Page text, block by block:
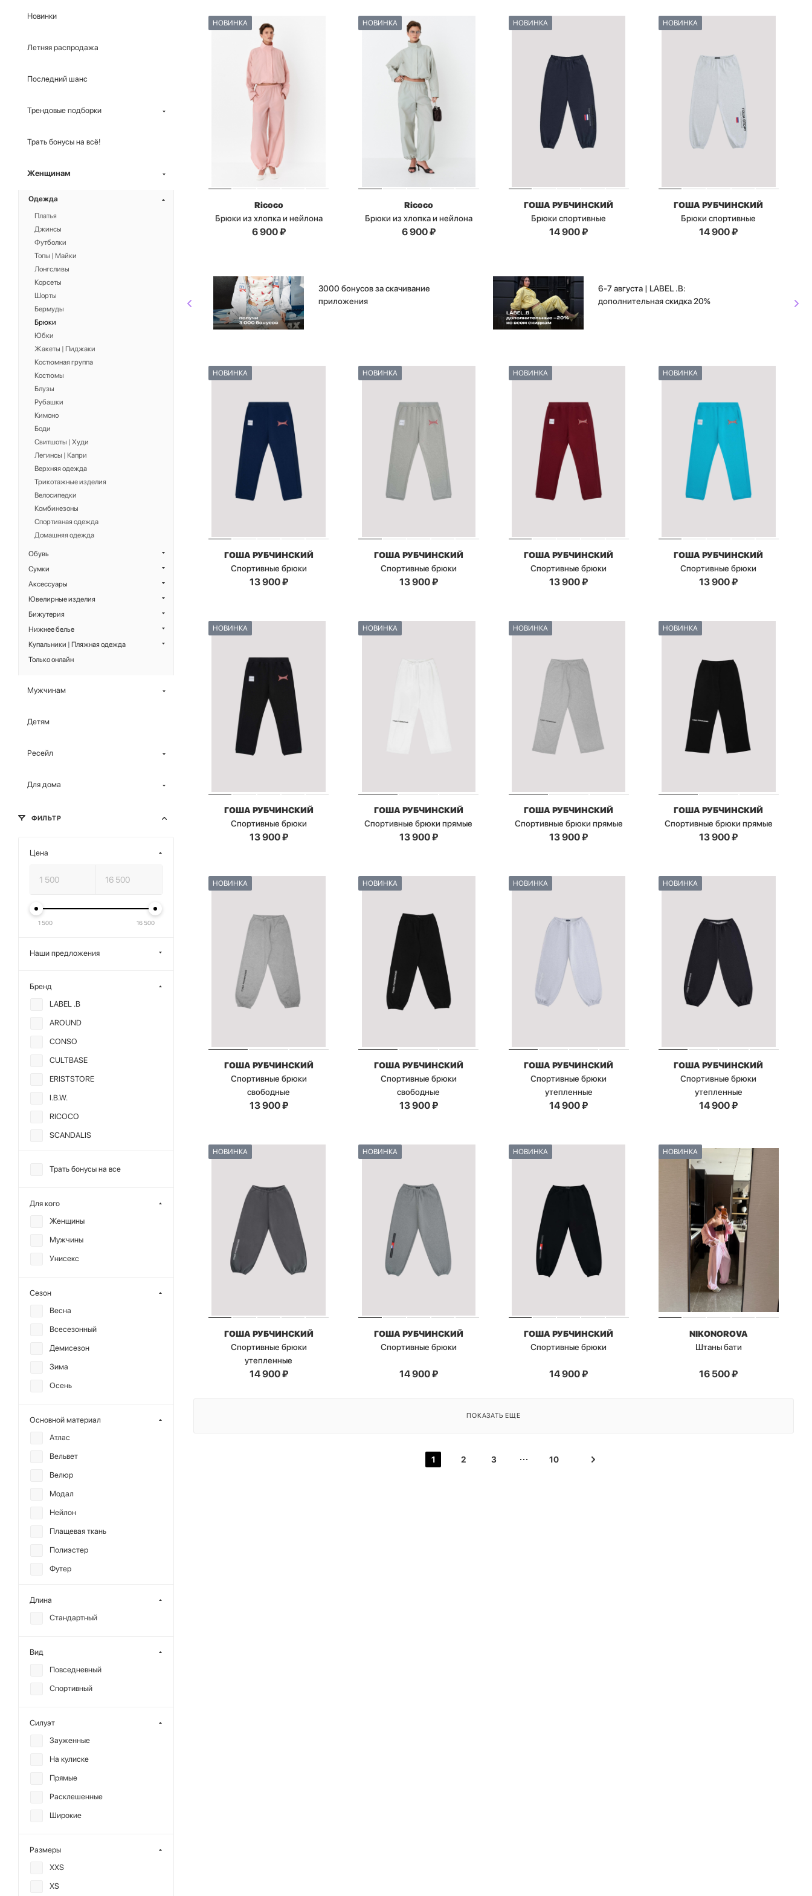
НОВИНКА
Ricoco
Брюки из хлопка и нейлона
6 900₽
НОВИНКА
Ricoco
Брюки из хлопка и нейлона
6 900₽
НОВИНКА
ГОША РУБЧИНСКИЙ
Брюки спортивные
14 900₽
НОВИНКА
ГОША РУБЧИНСКИЙ
Брюки спортивные
14 900₽
3000 бонусов за скачивание
приложения
6-7 августа | LABEL .B:
дополнительная скидка 20%
НОВИНКА
ГОША РУБЧИНСКИЙ
Спортивные брюки
13 900₽
НОВИНКА
ГОША РУБЧИНСКИЙ
Спортивные брюки
13 900₽
НОВИНКА
ГОША РУБЧИНСКИЙ
Спортивные брюки
13 900₽
НОВИНКА
ГОША РУБЧИНСКИЙ
Спортивные брюки
13 900₽
НОВИНКА
ГОША РУБЧИНСКИЙ
Спортивные брюки
13 900₽
НОВИНКА
ГОША РУБЧИНСКИЙ
Спортивные брюки прямые
13 900₽
НОВИНКА
ГОША РУБЧИНСКИЙ
Спортивные брюки прямые
13 900₽
НОВИНКА
ГОША РУБЧИНСКИЙ
Спортивные брюки прямые
13 900₽
НОВИНКА
ГОША РУБЧИНСКИЙ
Спортивные брюки
свободные
13 900₽
НОВИНКА
ГОША РУБЧИНСКИЙ
Спортивные брюки
свободные
13 900₽
НОВИНКА
ГОША РУБЧИНСКИЙ
Спортивные брюки
утепленные
14 900₽
НОВИНКА
ГОША РУБЧИНСКИЙ
Спортивные брюки
утепленные
14 900₽
НОВИНКА
ГОША РУБЧИНСКИЙ
Спортивные брюки
утепленные
14 900₽
НОВИНКА
ГОША РУБЧИНСКИЙ
Спортивные брюки
14 900₽
НОВИНКА
ГОША РУБЧИНСКИЙ
Спортивные брюки
14 900₽
НОВИНКА
NIKONOROVA
Штаны бати
16 500₽
ПОКАЗАТЬ ЕЩЕ
1 2 3 10
Новинки
Летняя распродажа
Последний шанс
Трендовые подборки
Трать бонусы на всё!
Женщинам
Одежда
Платья
Джинсы
Футболки
Топы | Майки
Лонгсливы
Корсеты
Шорты
Бермуды
Брюки
Юбки
Жакеты | Пиджаки
Костюмная группа
Костюмы
Блузы
Рубашки
Кимоно
Боди
Свитшоты | Худи
Легинсы | Капри
Верхняя одежда
Трикотажные изделия
Велосипедки
Комбинезоны
Спортивная одежда
Домашняя одежда
Обувь
Сумки
Аксессуары
Ювелирные изделия
Бижутерия
Нижнее белье
Купальники | Пляжная одежда
Только онлайн
Мужчинам
Детям
Ресейл
Для дома
ФИЛЬТР
Цена
1 500 16 500
Наши предложения
Бренд
LABEL .B
AROUND
CONSO
CULTBASE
ERISTSTORE
I.B.W.
RICOCO
SCANDALIS
TOPTOP
AKHMADULLINA
GARCHIT
KRAKATAU
MIARTLAND
MUTED
NIKONOROVA
OUT OF REACH
Трать бонусы на все
Для кого
Женщины
Мужчины
Унисекс
Сезон
Весна
Всесезонный
Демисезон
Зима
Осень
Основной материал
Атлас
Вельвет
Велюр
Модал
Нейлон
Плащевая ткань
Полиэстер
Футер
Длина
Стандартный
Вид
Повседневный
Спортивный
Силуэт
Зауженные
На кулиске
Прямые
Расклешенные
Широкие
Размеры
XXS
XS